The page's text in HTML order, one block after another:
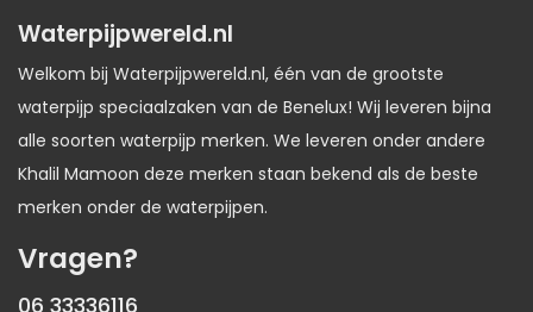
Waterpijpwereld.nl
Welkom bij Waterpijpwereld.nl, één van de grootste
waterpijp speciaalzaken van de Benelux! Wij leveren bijna
alle soorten waterpijp merken. We leveren onder andere
Khalil Mamoon deze merken staan bekend als de beste
merken onder de waterpijpen.
Vragen?
06 33336116